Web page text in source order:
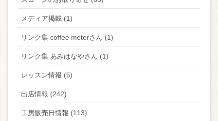
メディア掲載 (1)
リンク集 coffee meterさん (1)
リンク集 あみはなやさん (1)
レッスン情報 (5)
出店情報 (242)
工房販売日情報 (113)